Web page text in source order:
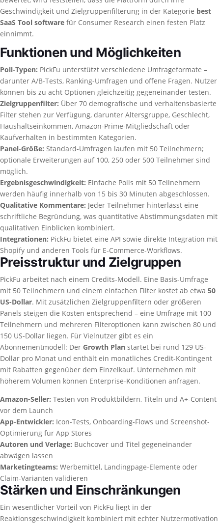
Geschwindigkeit und Zielgruppenfilterung in der Kategorie best
SaaS Tool software für Consumer Research einen festen Platz
einnimmt.
Funktionen und Möglichkeiten
Poll-Typen: PickFu unterstützt verschiedene Umfrageformate –
darunter A/B-Tests, Ranking-Umfragen und offene Fragen. Nutzer
können bis zu acht Optionen gleichzeitig gegeneinander testen.
Zielgruppenfilter: Über 70 demografische und verhaltensbasierte
Filter stehen zur Verfügung, darunter Altersgruppe, Geschlecht,
Haushaltseinkommen, Amazon-Prime-Mitgliedschaft oder
Kaufverhalten in bestimmten Kategorien.
Panel-Größe: Standard-Umfragen laufen mit 50 Teilnehmern;
optionale Erweiterungen auf 100, 250 oder 500 Teilnehmer sind
möglich.
Ergebnisgeschwindigkeit: Einfache Polls mit 50 Teilnehmern
werden häufig innerhalb von 15 bis 30 Minuten abgeschlossen.
Qualitative Kommentare: Jeder Teilnehmer hinterlässt eine
schriftliche Begründung, was quantitative Abstimmungsdaten mit
qualitativen Einblicken kombiniert.
Integrationen: PickFu bietet eine API sowie direkte Integration mit
Shopify und anderen Tools für E-Commerce-Workflows.
Preisstruktur und Zielgruppen
PickFu arbeitet nach einem Credits-Modell. Eine Basis-Umfrage
mit 50 Teilnehmern und einem einfachen Filter kostet ab etwa 50
US-Dollar. Mit zusätzlichen Zielgruppenfiltern oder größeren
Panels steigen die Kosten entsprechend – eine Umfrage mit 100
Teilnehmern und mehreren Filteroptionen kann zwischen 80 und
150 US-Dollar liegen. Für Vielnutzer gibt es ein
Abonnementmodell: Der Growth Plan startet bei rund 129 US-
Dollar pro Monat und enthält ein monatliches Credit-Kontingent
mit Rabatten gegenüber dem Einzelkauf. Unternehmen mit
höherem Volumen können Enterprise-Konditionen anfragen.
Amazon-Seller: Testen von Produktbildern, Titeln und A+-Content
vor dem Launch
App-Entwickler: Icon-Tests, Onboarding-Flows und Screenshot-
Optimierung für App Stores
Autoren und Verlage: Buchcover und Titel gegeneinander
abwägen lassen
Marketingteams: Werbemittel, Landingpage-Elemente oder
Claim-Varianten validieren
Stärken und Einschränkungen
Ein wesentlicher Vorteil von PickFu liegt in der
Reaktionsgeschwindigkeit kombiniert mit echter Nutzermotivation